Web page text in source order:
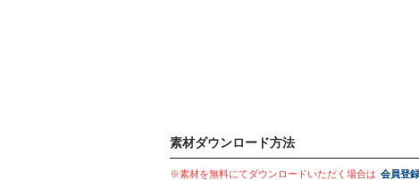
素材ダウンロード方法
※素材を無料にてダウンロードいただく場合は 会員登録